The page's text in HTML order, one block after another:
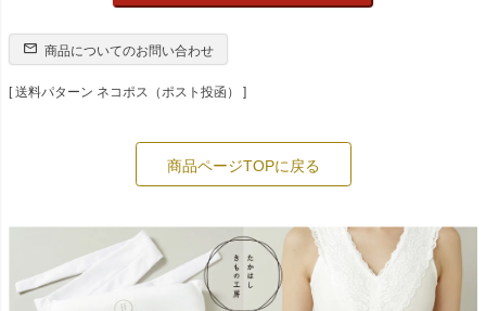
商品についてのお問い合わせ
送料パターン ネコポス（ポスト投函）
商品ページTOPに戻る